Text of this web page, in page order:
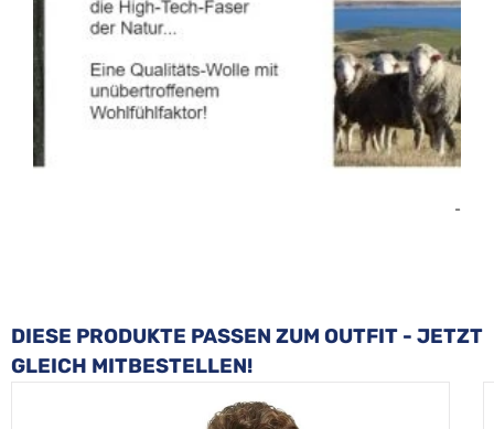
-
Produktgalerie überspringen
DIESE PRODUKTE PASSEN ZUM OUTFIT - JETZT
GLEICH MITBESTELLEN!